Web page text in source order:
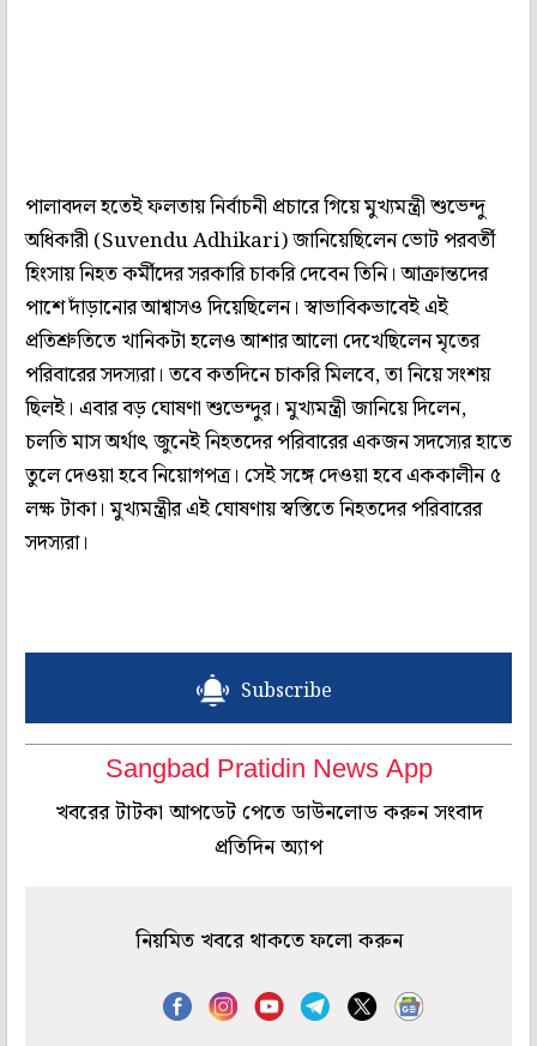
পালাবদল হতেই ফলতায় নির্বাচনী প্রচারে গিয়ে মুখ্যমন্ত্রী শুভেন্দু
অধিকারী (Suvendu Adhikari) জানিয়েছিলেন ভোট পরবর্তী
হিংসায় নিহত কর্মীদের সরকারি চাকরি দেবেন তিনি। আক্রান্তদের
পাশে দাঁড়ানোর আশ্বাসও দিয়েছিলেন। স্বাভাবিকভাবেই এই
প্রতিশ্রুতিতে খানিকটা হলেও আশার আলো দেখেছিলেন মৃতের
পরিবারের সদস্যরা। তবে কতদিনে চাকরি মিলবে, তা নিয়ে সংশয়
ছিলই। এবার বড় ঘোষণা শুভেন্দুর। মুখ্যমন্ত্রী জানিয়ে দিলেন,
চলতি মাস অর্থাৎ জুনেই নিহতদের পরিবারের একজন সদস্যের হাতে
তুলে দেওয়া হবে নিয়োগপত্র। সেই সঙ্গে দেওয়া হবে এককালীন ৫
লক্ষ টাকা। মুখ্যমন্ত্রীর এই ঘোষণায় স্বস্তিতে নিহতদের পরিবারের
সদস্যরা।
Subscribe
Sangbad Pratidin News App
খবরের টাটকা আপডেট পেতে ডাউনলোড করুন সংবাদ
প্রতিদিন অ্যাপ
নিয়মিত খবরে থাকতে ফলো করুন